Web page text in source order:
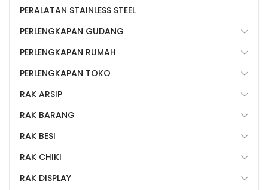
PERALATAN STAINLESS STEEL
PERLENGKAPAN GUDANG
PERLENGKAPAN RUMAH
PERLENGKAPAN TOKO
RAK ARSIP
RAK BARANG
RAK BESI
RAK CHIKI
RAK DISPLAY